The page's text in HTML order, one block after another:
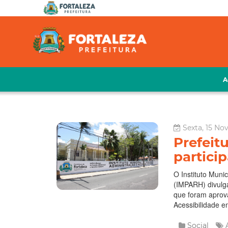
Sexta, 15
O Instituto
(IMPARH)
que foram
Acessibilidade
Social